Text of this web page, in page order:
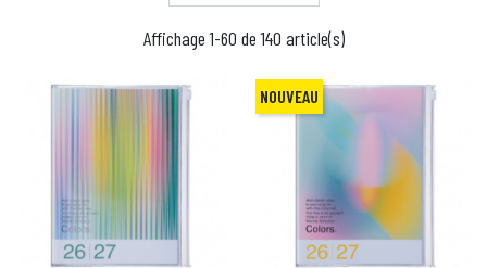
Affichage 1-60 de 140 article(s)
NOUVEAU